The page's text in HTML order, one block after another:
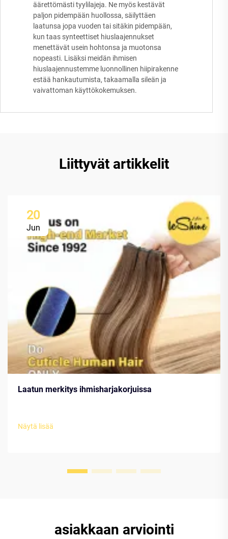
äärettömästi tyylilajeja. Ne myös kestävät
paljon pidempään huollossa, säilyttäen
laatunsa jopa vuoden tai sitäkin pidempään,
kun taas synteettiset hiuslaajennukset
menettävät usein hohtonsa ja muotonsa
nopeasti. Lisäksi meidän ihmisen
hiuslaajennustemme luonnollinen hiipirakenne
estää hankautumista, takaamalla sileän ja
vaivattoman käyttökokemuksen.
Liittyvät artikkelit
20
Jun
Laatun merkitys ihmisharjakorjuissa
Näytä lisää
asiakkaan arviointi